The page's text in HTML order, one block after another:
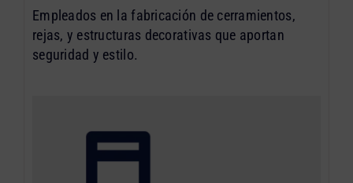
Empleados en la fabricación de cerramientos,
rejas, y estructuras decorativas que aportan
seguridad y estilo.